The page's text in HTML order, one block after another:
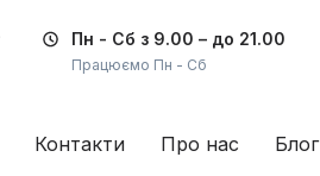
Пн - Сб з 9.00 – до 21.00
Працюємо Пн - Сб
Контакти Про нас Блог